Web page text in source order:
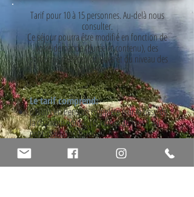
Tarif pour 10 à 15 personnes. Au-delà nous
consulter.
Ce séjour pourra être modifié en fonction de
votre demande (durée et contenu), des
conditions météorologiques et du niveau des
participants.
Le tarif comprend:
6 Nuits en Pension complète (sur la base de
la chambre double) du dîner du jour 1 au
petit-déjeuner du jour 7
Le
4 repas froids avec salade composée
La grillade catalane (saucisse, boudin,